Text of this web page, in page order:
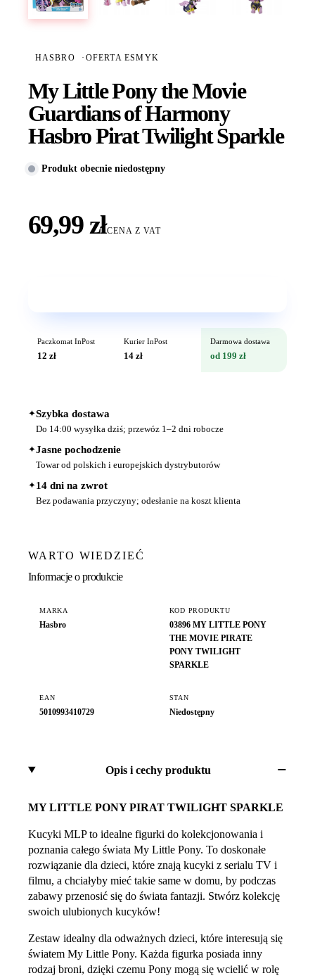
HASBRO · OFERTA ESMYK
My Little Pony the Movie
Guardians of Harmony
Hasbro Pirat Twilight Sparkle
Produkt obecnie niedostępny
69,99 złCENA Z VAT
Paczkomat InPost
12 zł
Kurier InPost
14 zł
Darmowa dostawa
od 199 zł
✦Szybka dostawa
Do 14:00 wysyłka dziś; przewóz 1–2 dni robocze
✦Jasne pochodzenie
Towar od polskich i europejskich dystrybutorów
✦14 dni na zwrot
Bez podawania przyczyny; odesłanie na koszt klienta
WARTO WIEDZIEĆ
Informacje o produkcie
MARKA
Hasbro
KOD PRODUKTU
03896 MY LITTLE PONY
THE MOVIE PIRATE
PONY TWILIGHT
SPARKLE
EAN
5010993410729
STAN
Niedostępny
Opis i cechy produktu
MY LITTLE PONY PIRAT TWILIGHT SPARKLE
Kucyki MLP to idealne figurki do kolekcjonowania i
poznania całego świata My Little Pony. To doskonałe
rozwiązanie dla dzieci, które znają kucyki z serialu TV i
filmu, a chciałyby mieć takie same w domu, by podczas
zabawy przenosić się do świata fantazji. Stwórz kolekcję
swoich ulubionych kucyków!
Zestaw idealny dla odważnych dzieci, które interesują się
światem My Little Pony. Każda figurka posiada inny
rodzaj broni, dzięki czemu Pony mogą się wcielić w rolę